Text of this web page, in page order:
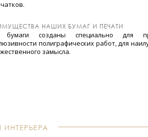
НАШИХ БУМАГ И ПЕЧАТИ
бумаги созданы специально для
полиграфических работ, для
замысла.